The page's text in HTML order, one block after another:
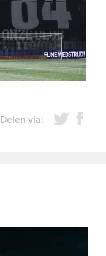
Delen via: